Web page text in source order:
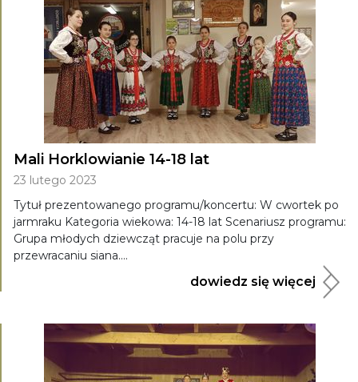
Mali Horklowianie 14-18 lat
23 lutego 2023
Tytuł prezentowanego programu/koncertu: W cwortek po
jarmraku Kategoria wiekowa: 14-18 lat Scenariusz programu:
Grupa młodych dziewcząt pracuje na polu przy
przewracaniu siana....
dowiedz się więcej